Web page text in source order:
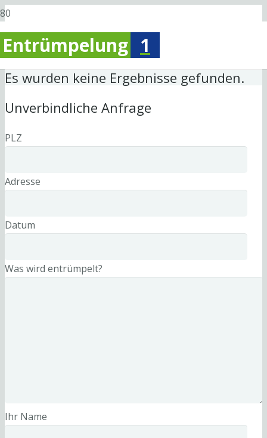
Entrümpelung 1
Es wurden keine Ergebnisse gefunden.
Unverbindliche Anfrage
PLZ
Adresse
Datum
Was wird entrümpelt?
Ihr Name